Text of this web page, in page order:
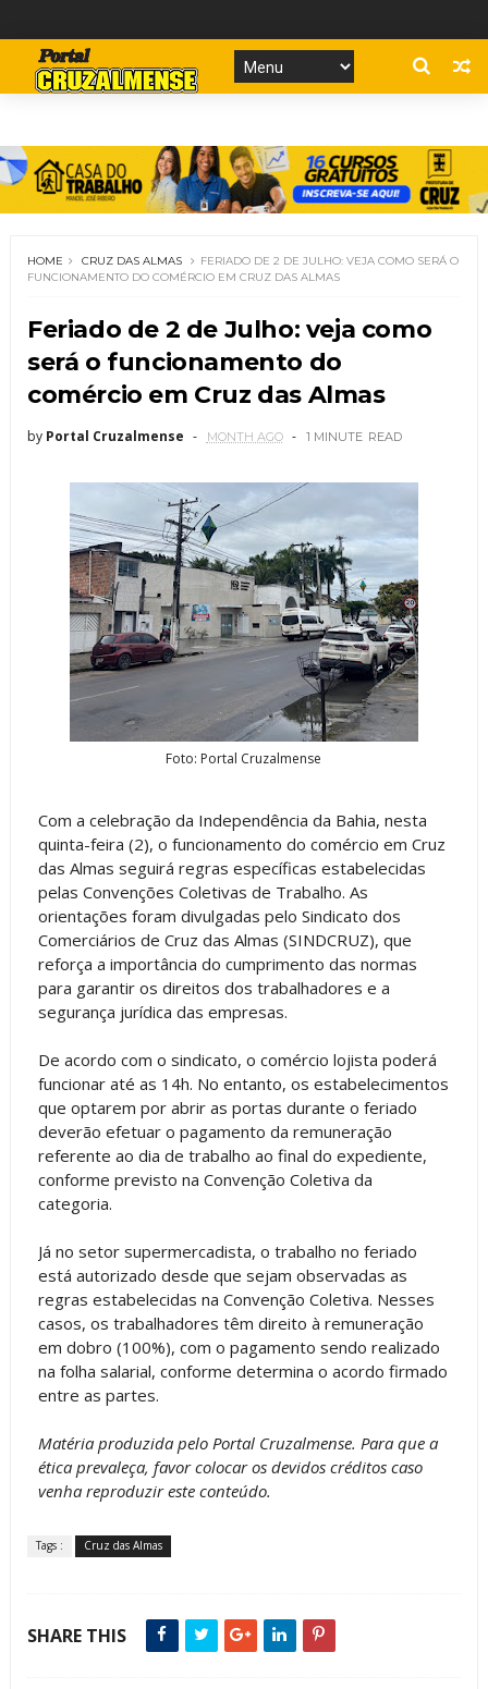
HOME CRUZ DAS ALMAS
FERIADO DE 2 DE JULHO: VEJA COMO SERÁ O
FUNCIONAMENTO DO COMÉRCIO EM CRUZ DAS ALMAS
Feriado de 2 de Julho: veja como
será o funcionamento do
comércio em Cruz das Almas
by Portal Cruzalmense MONTH AGO 1 MINUTE READ
Foto: Portal Cruzalmense
Com a celebração da Independência da Bahia, nesta
quinta-feira (2), o funcionamento do comércio em Cruz
das Almas seguirá regras específicas estabelecidas
pelas Convenções Coletivas de Trabalho. As
orientações foram divulgadas pelo Sindicato dos
Comerciários de Cruz das Almas (SINDCRUZ), que
reforça a importância do cumprimento das normas
para garantir os direitos dos trabalhadores e a
segurança jurídica das empresas.
De acordo com o sindicato, o comércio lojista poderá
funcionar até as 14h. No entanto, os estabelecimentos
que optarem por abrir as portas durante o feriado
deverão efetuar o pagamento da remuneração
referente ao dia de trabalho ao final do expediente,
conforme previsto na Convenção Coletiva da
categoria.
Já no setor supermercadista, o trabalho no feriado
está autorizado desde que sejam observadas as
regras estabelecidas na Convenção Coletiva. Nesses
casos, os trabalhadores têm direito à remuneração
em dobro (100%), com o pagamento sendo realizado
na folha salarial, conforme determina o acordo firmado
entre as partes.
Matéria produzida pelo Portal Cruzalmense. Para que a
ética prevaleça, favor colocar os devidos créditos caso
venha reproduzir este conteúdo.
Tags : Cruz das Almas
SHARE THIS